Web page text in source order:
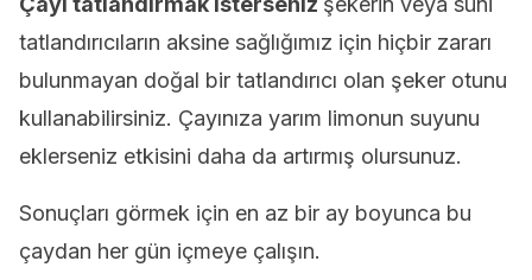
tatlandırıcıların aksine sağlığımız için hiçbir zararı
bulunmayan doğal bir tatlandırıcı olan şeker otunu
kullanabilirsiniz. Çayınıza yarım limonun suyunu
eklerseniz etkisini daha da artırmış olursunuz.
Sonuçları görmek için en az bir ay boyunca bu
çaydan her gün içmeye çalışın.